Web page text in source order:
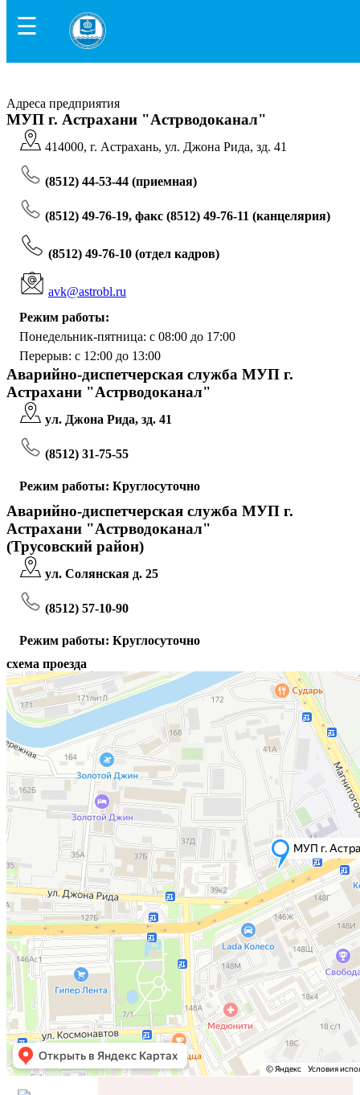
☰
Адреса предприятия
МУП г. Астрахани "Астрводоканал"
414000, г. Астрахань, ул. Джона Рида, зд. 41
(8512) 44-53-44 (приемная)
(8512) 49-76-19, факс (8512) 49-76-11 (канцелярия)
(8512) 49-76-10 (отдел кадров)
avk@astrobl.ru
Режим работы:
Понедельник-пятница: с 08:00 до 17:00
Перерыв: с 12:00 до 13:00
Аварийно-диспетчерская служба МУП г.
Астрахани "Астрводоканал"
ул. Джона Рида, зд. 41
(8512) 31-75-55
Режим работы: Круглосуточно
Аварийно-диспетчерская служба МУП г.
Астрахани "Астрводоканал"
(Трусовский район)
ул. Солянская д. 25
(8512) 57-10-90
Режим работы: Круглосуточно
схема проезда